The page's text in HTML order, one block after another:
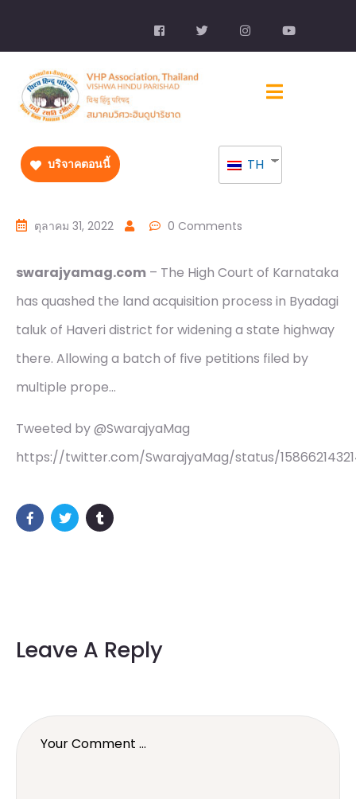
บริจาคตอนนี้ TH
ตุลาคม 31, 2022 0 Comments
swarajyamag.com – The High Court of Karnataka
has quashed the land acquisition process in Byadagi
taluk of Haveri district for widening a state highway
there. Allowing a batch of five petitions filed by
multiple prope…
Tweeted by @SwarajyaMag
https://twitter.com/SwarajyaMag/status/
Leave A Reply